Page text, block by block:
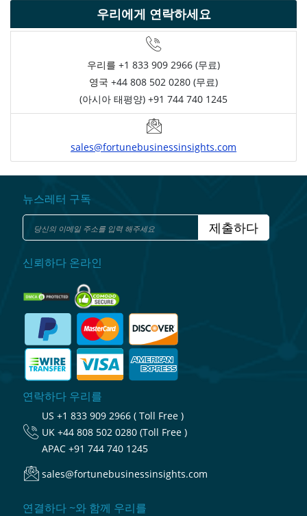
우리에게 연락하세요
우리를 +1 833 909 2966 (무료)
영국 +44 808 502 0280 (무료)
(아시아 태평양) +91 744 740 1245
sales@fortunebusinessinsights.com
뉴스레터 구독
제출하다
신뢰하다 온라인
연락하다 우리를
US +1 833 909 2966 ( Toll Free )
UK +44 808 502 0280 (Toll Free )
APAC +91 744 740 1245
sales@fortunebusinessinsights.com
연결하다 ~와 함께 우리를